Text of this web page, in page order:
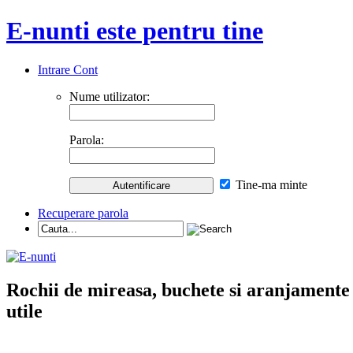
E-nunti este pentru tine
Intrare Cont
Nume utilizator:
Parola:
Tine-ma minte
Recuperare parola
Rochii de mireasa, buchete si
utile